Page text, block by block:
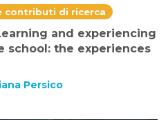
contributi di ricerca
and experiencing
school: the experiences
Persico